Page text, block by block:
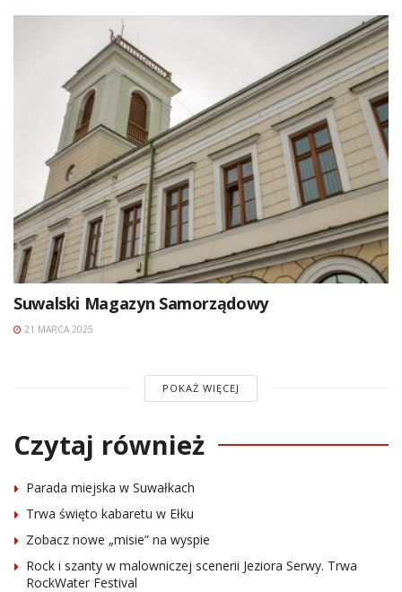
Suwalski Magazyn Samorządowy
21 MARCA 2025
POKAŻ WIĘCEJ
Czytaj również
Parada miejska w Suwałkach
Trwa święto kabaretu w Ełku
Zobacz nowe „misie” na wyspie
Rock i szanty w malowniczej scenerii Jeziora Serwy. Trwa
RockWater Festival